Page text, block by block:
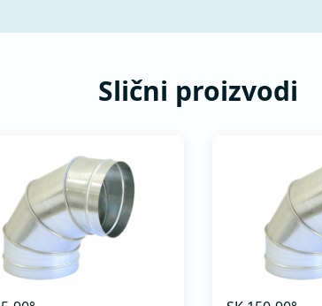
Slični proizvodi